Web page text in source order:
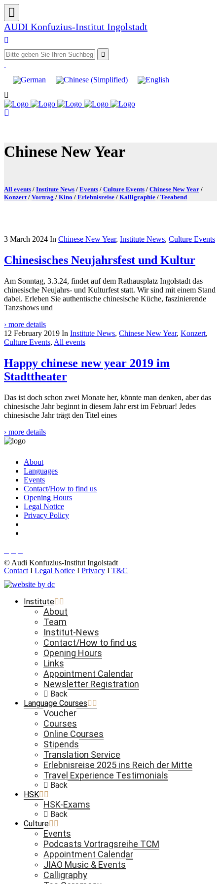
AUDI Konfuzius-Institut Ingolstadt
Chinese New Year
All events / Institute News / Events / Culture Events / Chinese New Year /
Konzert/ Vortrag / Kino / Erlebnisreise / Kalligraphie / Teeabend
3 March 2024 In Chinese New Year, Institute News, Culture Events
Chinesisches Neujahrsfest und Kultur
Am Sonntag, 3.3.24, findet auf dem Rathausplatz Ingolstadt das
chinesische Neujahrs- und Kulturfest statt. Wir sind mit einem Stand
dabei. Erleben Sie authentische chinesische Küche, faszinierende
Tanzshows und
› more details
12 February 2019 In Institute News, Chinese New Year, Konzert,
Culture Events, All events
Happy chinese new year 2019 im
Stadttheater
Das ist doch schon zwei Monate her, könnte man denken, aber das
chinesische Jahr beginnt in diesem Jahr erst im Februar! Jedes
chinesische Jahr trägt den Titel eines
› more details
About
Languages
Events
Contact/How to find us
Opening Hours
Legal Notice
Privacy Policy
© Audi Konfuzius-Institut Ingolstadt
Contact I Legal Notice I Privacy I T&C
Institute
About
Team
Institut-News
Contact/How to find us
Opening Hours
Links
Appointment Calendar
Newsletter Registration
Back
Language Courses
Voucher
Courses
Online Courses
Stipends
Translation Service
Erlebnisreise 2025 ins Reich der Mitte
Travel Experience Testimonials
Back
HSK
HSK-Exams
Back
Culture
Events
Podcasts Vortragsreihe TCM
Appointment Calendar
JIAO Music & Events
Calligraphy